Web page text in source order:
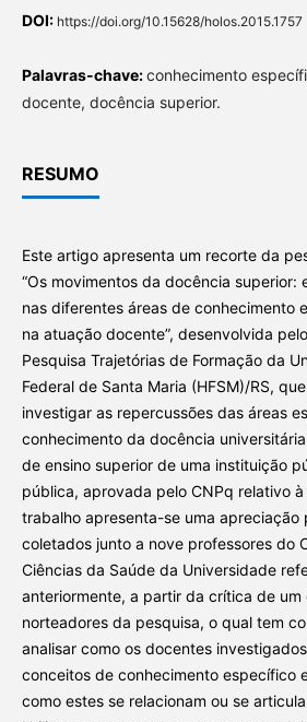
DOI: https://doi.org/10.15628/holos.2015.1757
Palavras-chave:conhecimento
docente, docência superior.
RESUMO
Este artigo apresenta um recorte da
“Os movimentos da docência superior:
nas diferentes áreas de conhecimento
na atuação docente”, desenvolvida
Pesquisa Trajetórias de Formação da
Federal de Santa Maria (HFSM)/RS,
investigar as repercussões das áreas
conhecimento da docência
de ensino superior de uma instituição
pública, aprovada pelo CNPq relativo
trabalho apresenta-se uma apreciação
coletados junto a nove professores do
Ciências da Saúde da Universidade
anteriormente, a partir da crítica de um
norteadores da pesquisa, o qual tem
analisar como os docentes
conceitos de conhecimento específico
como estes se relacionam ou se